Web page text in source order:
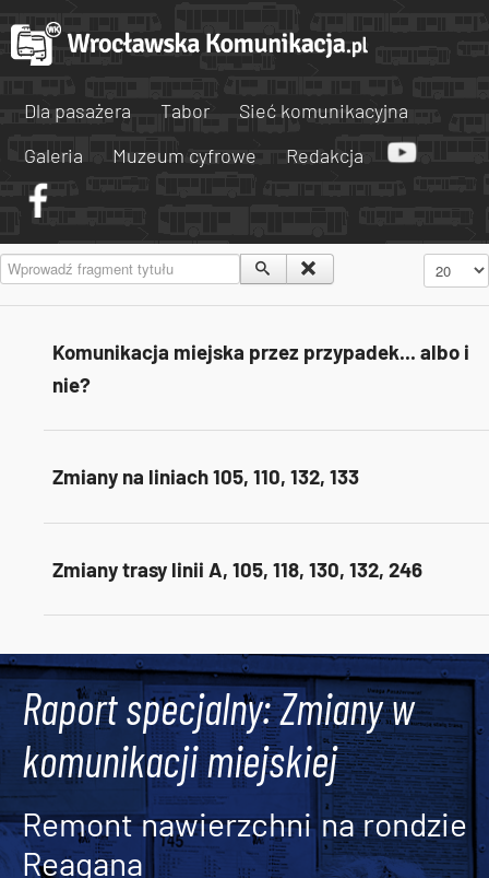
Dla pasażera Tabor
Sieć komunikacyjna
Galeria
Muzeum cyfrowe Redakcja
Wprowadź fragment tytułu Pokaż #
Komunikacja miejska przez przypadek... albo i
nie?
Zmiany na liniach 105, 110, 132, 133
Zmiany trasy linii A, 105, 118, 130, 132, 246
Raport specjalny: Zmiany w
komunikacji miejskiej
Remont nawierzchni na rondzie
Reagana